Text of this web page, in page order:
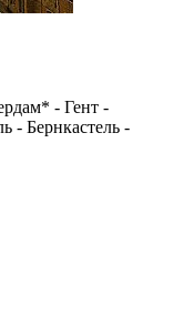
- Гент -
- Бернкастель -